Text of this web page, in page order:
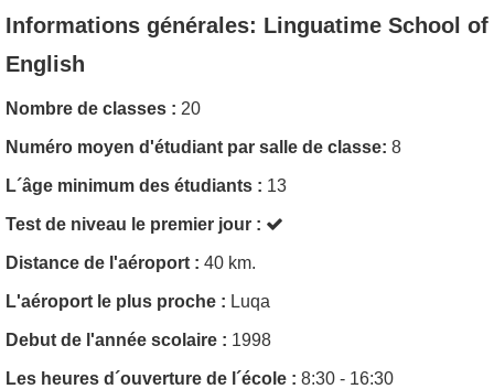
Informations générales: Linguatime School of
English
Nombre de classes : 20
Numéro moyen d'étudiant par salle de classe: 8
L´âge minimum des étudiants : 13
Test de niveau le premier jour :
Distance de l'aéroport : 40 km.
L'aéroport le plus proche : Luqa
Debut de l'année scolaire : 1998
Les heures d´ouverture de l´école : 8:30 - 16:30